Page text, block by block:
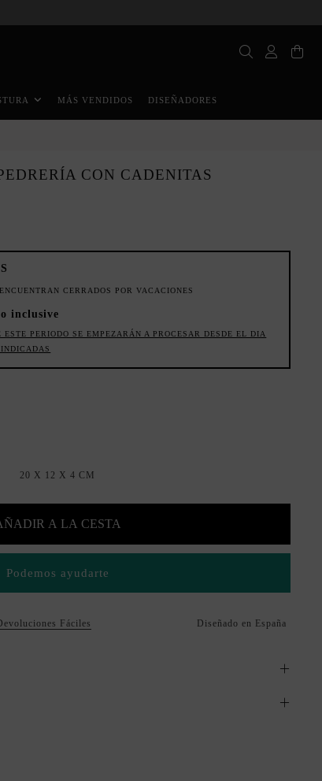
MÁS VENDIDOS DISEÑADORES
CON CADENITAS
CERRADOS POR VACACIONES
inclusive
PERIODO SE EMPEZARÁN A PROCESAR DESDE EL DIA
20 X 12 X 4 CM
A LA CESTA
Podemos ayudarte
Fáciles Diseñado en España